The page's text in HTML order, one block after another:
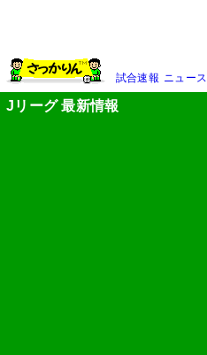
試合速報 ニュース
Jリーグ 最新情報